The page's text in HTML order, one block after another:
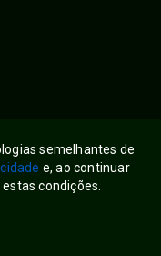
semelhantes de
e, ao continuar
condições.